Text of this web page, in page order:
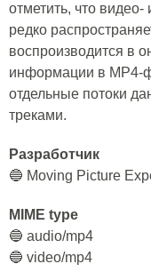
отметить, что
редко
воспроизводится в
информации в MP4-
отдельные потоки
треками.
Разработчик
🔵 Moving Picture
MIME type
🔵 audio/mp4
🔵 video/mp4